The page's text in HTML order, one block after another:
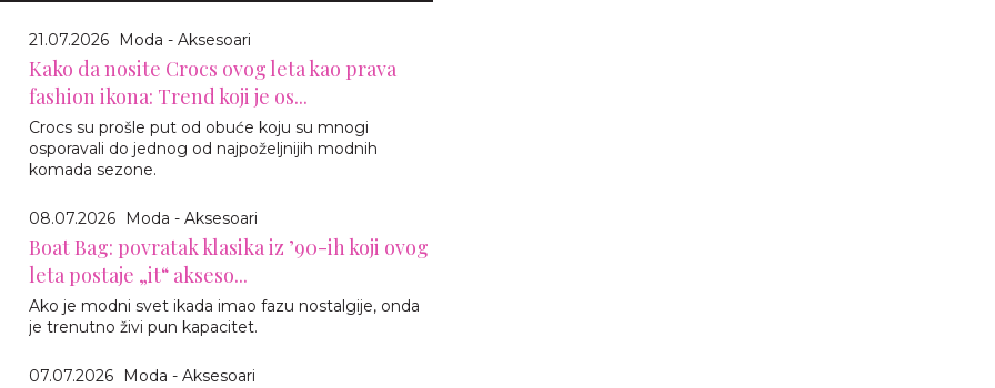
21.07.2026 Moda - Aksesoari
Kako da nosite Crocs ovog leta kao prava
fashion ikona: Trend koji je os...
Crocs su prošle put od obuće koju su mnogi
osporavali do jednog od najpoželjnijih modnih
komada sezone.
08.07.2026 Moda - Aksesoari
Boat Bag: povratak klasika iz ’90-ih koji ovog
leta postaje „it“ akseso...
Ako je modni svet ikada imao fazu nostalgije, onda
je trenutno živi pun kapacitet.
07.07.2026 Moda - Aksesoari